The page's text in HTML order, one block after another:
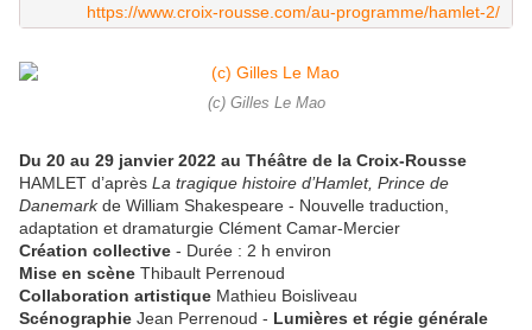
https://www.croix-rousse.com/au-programme/hamlet-2/
(c) Gilles Le Mao
Du 20 au 29 janvier 2022 au Théâtre de la Croix-Rousse
HAMLET d’après La tragique histoire d’Hamlet, Prince de
Danemarkde William Shakespeare - Nouvelle traduction,
adaptation et dramaturgie Clément Camar-Mercier
Création collective - Durée : 2 h environ
Mise en scène Thibault Perrenoud
Collaboration artistique Mathieu Boisliveau
Scénographie Jean Perrenoud - Lumières et régie générale